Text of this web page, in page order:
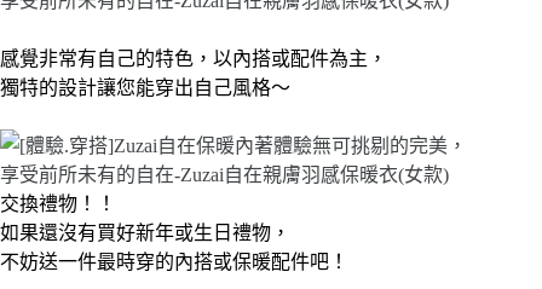
感覺非常有自己的特色，以內搭或配件為主，
獨特的設計讓您能穿出自己風格～
交換禮物！！
如果還沒有買好新年或生日禮物，
不妨送一件最時穿的內搭或保暖配件吧！